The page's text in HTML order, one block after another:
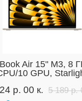
Air 15" M3, 8
10 GPU,
р. 00 к. 5 189 р.